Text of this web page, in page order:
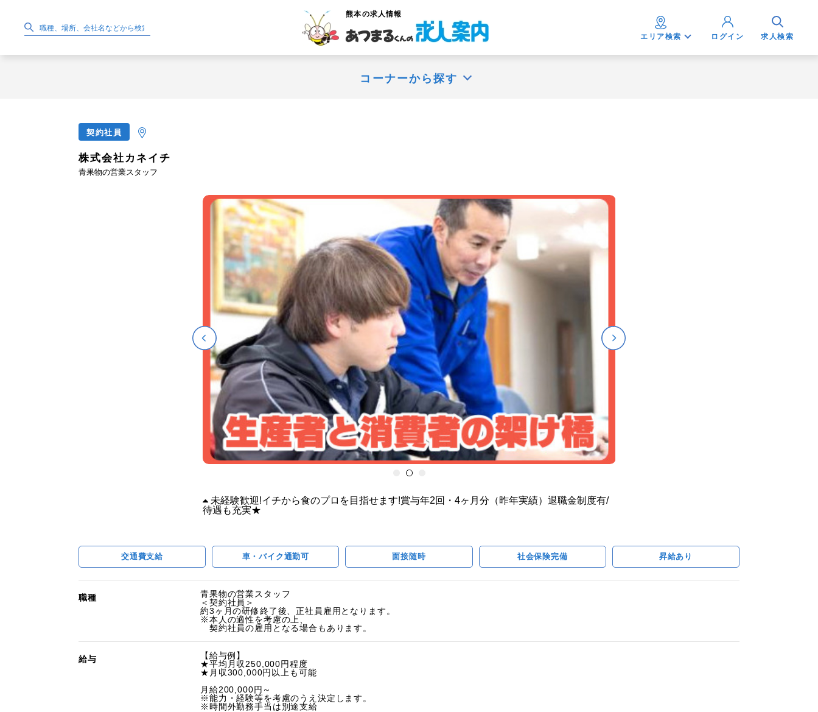
熊本の求人情報
エリア検索 ログイン 求人検索
コーナーから探す
契約社員
株式会社カネイチ
青果物の営業スタッフ
未経験歓迎!イチから食のプロを目指せます!賞与年2回・4ヶ月分（昨年実績）退職金制度有/
待遇も充実★
交通費支給 車・バイク通勤可 面接随時 社会保険完備 昇給あり
職種
青果物の営業スタッフ
＜契約社員＞
約3ヶ月の研修終了後、正社員雇用となります。
※本人の適性を考慮の上、
契約社員の雇用となる場合もあります。
給与
【給与例】
★平均月収250,000円程度
★月収300,000円以上も可能
月給200,000円～
※能力・経験等を考慮のうえ決定します。
※時間外勤務手当は別途支給